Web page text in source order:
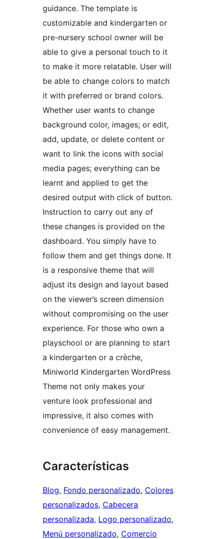
guidance. The template is
customizable and kindergarten or
pre-nursery school owner will be
able to give a personal touch to it
to make it more relatable. User will
be able to change colors to match
it with preferred or brand colors.
Whether user wants to change
background color, images; or edit,
add, update, or delete content or
want to link the icons with social
media pages; everything can be
learnt and applied to get the
desired output with click of button.
Instruction to carry out any of
these changes is provided on the
dashboard. You simply have to
follow them and get things done. It
is a responsive theme that will
adjust its design and layout based
on the viewer’s screen dimension
without compromising on the user
experience. For those who own a
playschool or are planning to start
a kindergarten or a crèche,
Miniworld Kindergarten WordPress
Theme not only makes your
venture look professional and
impressive, it also comes with
convenience of easy management.
Características
Blog, Fondo personalizado, Colores
personalizados, Cabecera
personalizada, Logo personalizado
Menú personalizado, Comercio